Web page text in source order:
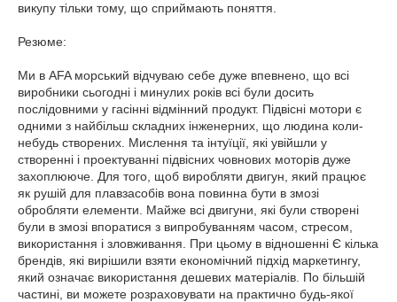
викупу тільки тому, що сприймають поняття.
Резюме:
Ми в AFA морський відчуваю себе дуже впевнено, що всі
виробники сьогодні і минулих років всі були досить
послідовними у гасінні відмінний продукт. Підвісні мотори є
одними з найбільш складних інженерних, що людина коли-
небудь створених. Мислення та інтуїції, які увійшли у
створенні і проектуванні підвісних човнових моторів дуже
захоплююче. Для того, щоб виробляти двигун, який працює
як рушій для плавзасобів вона повинна бути в змозі
обробляти елементи. Майже всі двигуни, які були створені
були в змозі впоратися з випробуванням часом, стресом,
використання і зловживання. При цьому в відношенні Є кілька
брендів, які вирішили взяти економічний підхід маркетингу,
який означає використання дешевих матеріалів. По більшій
частині, ви можете розраховувати на практично будь-якої